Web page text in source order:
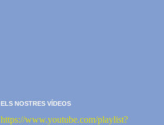
ELS NOSTRES VÍDEOS
https://www.youtube.com/playlist?